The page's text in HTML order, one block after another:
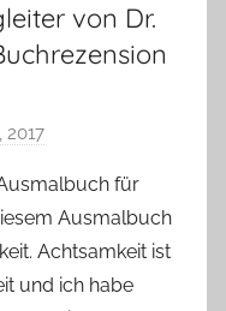
von Dr.
n
Y
v
o
für
Ausmalbuch
Achtsamkeit ist
und ich habe